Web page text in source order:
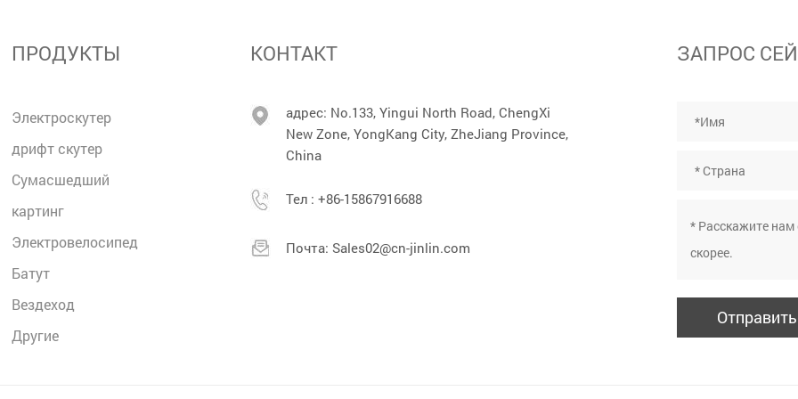
ПРОДУКТЫ
Электроскутер
дрифт скутер
Сумасшедший
картинг
Электровелосипед
Батут
Bездеход
Другие
КОНТАКТ
адрес: No.133, Yingui North Road, ChengXi
New Zone, YongKang City, ZheJiang Province,
China
Тел :+86-15867916688
Почта:Sales02@cn-jinlin.com
ЗАПРОС